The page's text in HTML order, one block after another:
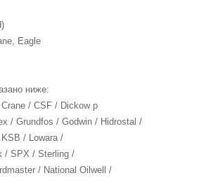
Eagle
ниже:
/ CSF / Dickow p
/ Grundfos / Godwin / Hidrostal /
/ Lowara /
/ SPX / Sterling /
/ National Oilwell /